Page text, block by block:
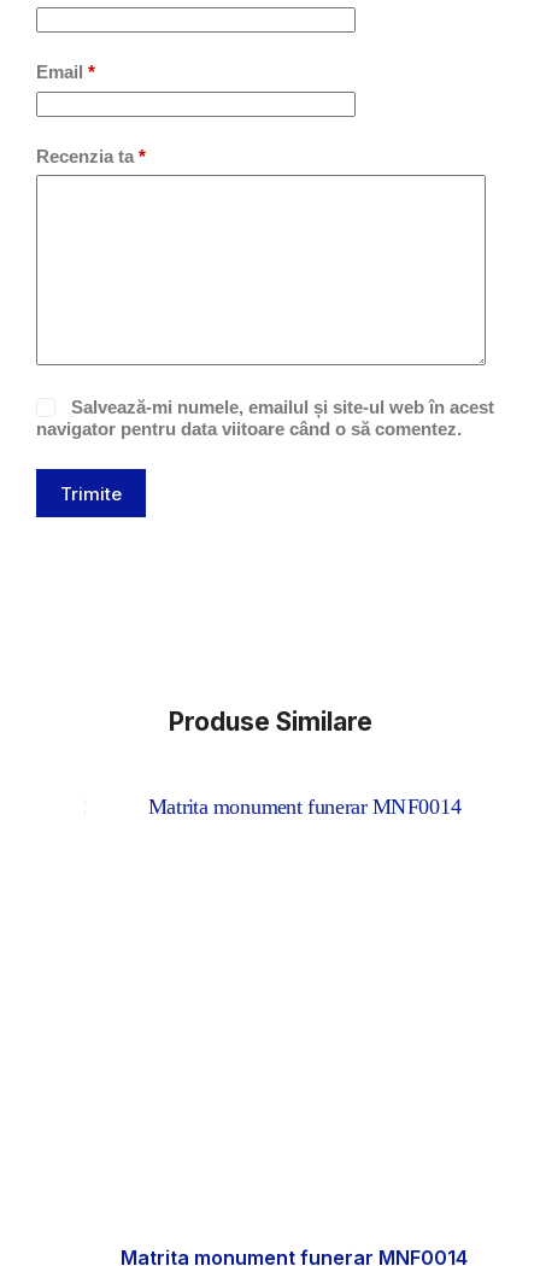
Email *
Recenzia ta *
Salvează-mi numele, emailul și site-ul web în acest
navigator pentru data viitoare când o să comentez.
Trimite
Produse Similare
Matrita monument funerar MNF0014